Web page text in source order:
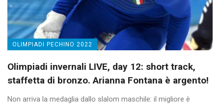
OLIMPIADI PECHINO 2022
Olimpiadi invernali LIVE, day 12: short track,
staffetta di bronzo. Arianna Fontana è argento!
Non arriva la medaglia dallo slalom maschile: il migliore è